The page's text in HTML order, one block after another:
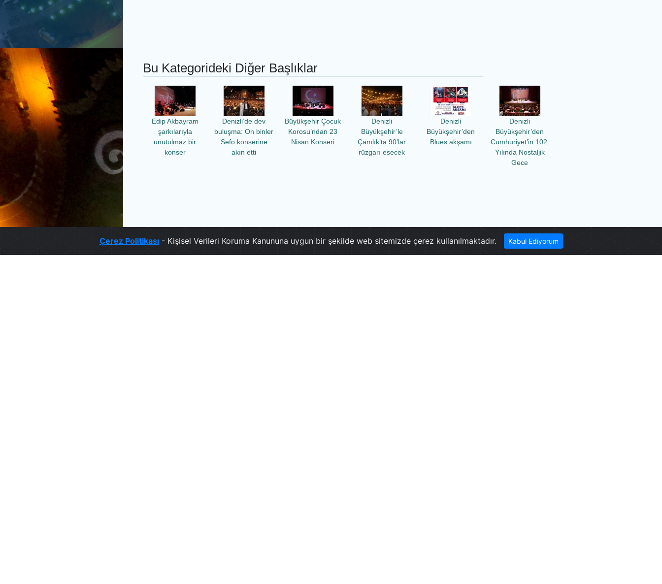
Bu Kategorideki Diğer Başlıklar
Edip Akbayram
şarkılarıyla
unutulmaz bir
konser
Denizli’de dev
buluşma: On binler
Sefo konserine
akın etti
Büyükşehir Çocuk
Korosu’ndan 23
Nisan Konseri
Denizli
Büyükşehir’le
Çamlık’ta 90’lar
rüzgarı esecek
Denizli
Büyükşehir’den
Blues akşamı
Denizli
Büyükşehir’den
Cumhuriyet’in 102.
Yılında Nostaljik
Gece
Çerez Politikası- Kişisel Verileri Koruma Kanununa uygun bir şekilde web sitemizde çerez kullanılmaktadır. Kabul Ediyorum